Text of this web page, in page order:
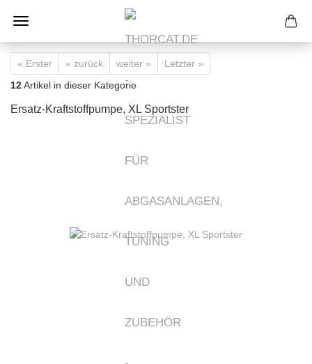
« Erster « zurück weiter »
Letzter »
12Artikel in dieser Kategorie
Ersatz-Kraftstoffpumpe, XL Sportster